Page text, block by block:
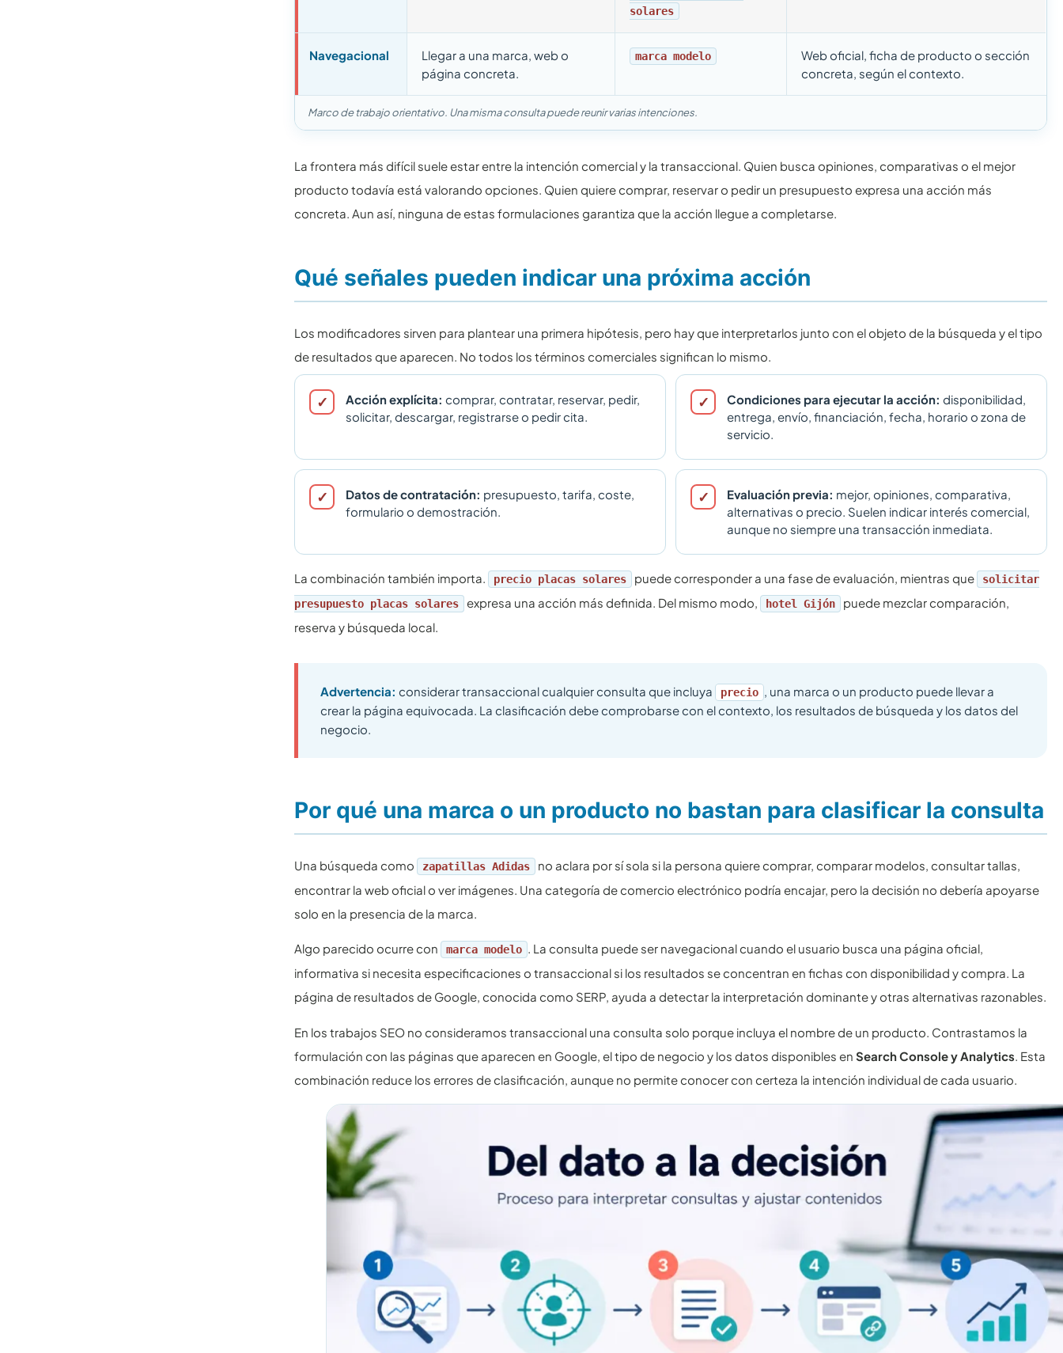
solares
Navegacional
Llegar a una marca, web o
página concreta.
marca modelo
Web oficial, ficha de producto o sección
concreta, según el contexto.
Marco de trabajo orientativo. Una misma consulta puede reunir varias intenciones.
La frontera más difícil suele estar entre la intención comercial y la transaccional. Quien busca opiniones, comparativas o el mejor
producto todavía está valorando opciones. Quien quiere comprar, reservar o pedir un presupuesto expresa una acción más
concreta. Aun así, ninguna de estas formulaciones garantiza que la acción llegue a completarse.
Qué señales pueden indicar una próxima acción
Los modificadores sirven para plantear una primera hipótesis, pero hay que interpretarlos junto con el objeto de la búsqueda y el tipo
de resultados que aparecen. No todos los términos comerciales significan lo mismo.
Acción explícita: comprar, contratar, reservar, pedir,
solicitar, descargar, registrarse o pedir cita.
Condiciones para ejecutar la acción: disponibilidad,
entrega, envío, financiación, fecha, horario o zona de
servicio.
Datos de contratación: presupuesto, tarifa, coste,
formulario o demostración.
Evaluación previa: mejor, opiniones, comparativa,
alternativas o precio. Suelen indicar interés comercial,
aunque no siempre una transacción inmediata.
La combinación también importa. precio placas solares puede corresponder a una fase de evaluación, mientras que
solicitar
presupuesto placas solares
expresa una acción más definida. Del mismo modo, hotel Gijón
puede mezclar comparación,
reserva y búsqueda local.
Advertencia: considerar transaccional cualquier consulta que incluya precio , una marca o un producto puede llevar a
crear la página equivocada. La clasificación debe comprobarse con el contexto, los resultados de búsqueda y los datos del
negocio.
Por qué una marca o un producto no bastan para clasificar la consulta
Una búsqueda como zapatillas Adidas
no aclara por sí sola si la persona quiere comprar, comparar modelos, consultar tallas,
encontrar la web oficial o ver imágenes. Una categoría de comercio electrónico podría encajar, pero la decisión no debería apoyarse
solo en la presencia de la marca.
Algo parecido ocurre con marca modelo . La consulta puede ser navegacional cuando el usuario busca una página oficial,
informativa si necesita especificaciones o transaccional si los resultados se concentran en fichas con disponibilidad y compra. La
página de resultados de Google, conocida como SERP, ayuda a detectar la interpretación dominante y otras alternativas razonables.
En los trabajos SEO no consideramos transaccional una consulta solo porque incluya el nombre de un producto. Contrastamos la
formulación con las páginas que aparecen en Google, el tipo de negocio y los datos disponibles enSearch Console y Analytics. Esta
combinación reduce los errores de clasificación, aunque no permite conocer con certeza la intención individual de cada usuario.